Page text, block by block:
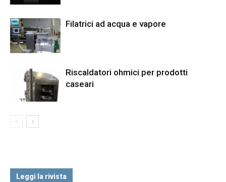
Filatrici ad acqua e vapore
Riscaldatori ohmici per prodotti
caseari
Leggi la rivista